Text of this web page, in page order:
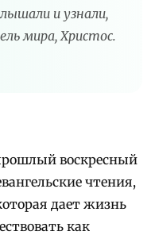
и узнали,
мира, Христос.
воскресный
чтения,
дает жизнь
как